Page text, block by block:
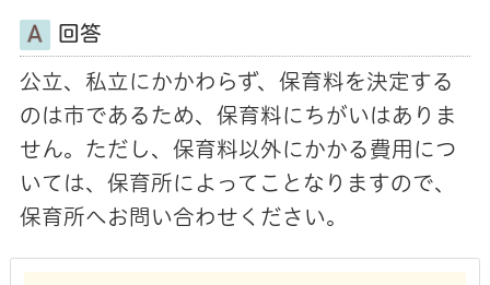
回答
公立、私立にかかわらず、保育料を決定する
のは市であるため、保育料にちがいはありま
せん。ただし、保育料以外にかかる費用につ
いては、保育所によってことなりますので、
保育所へお問い合わせください。